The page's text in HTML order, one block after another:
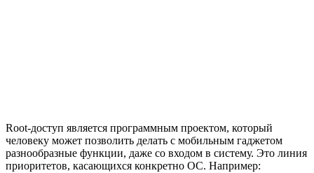
Root-доступ является программным проектом, который
человеку может позволить делать с мобильным гаджетом
разнообразные функции, даже со входом в систему. Это линия
приоритетов, касающихся конкретно ОС. Например: